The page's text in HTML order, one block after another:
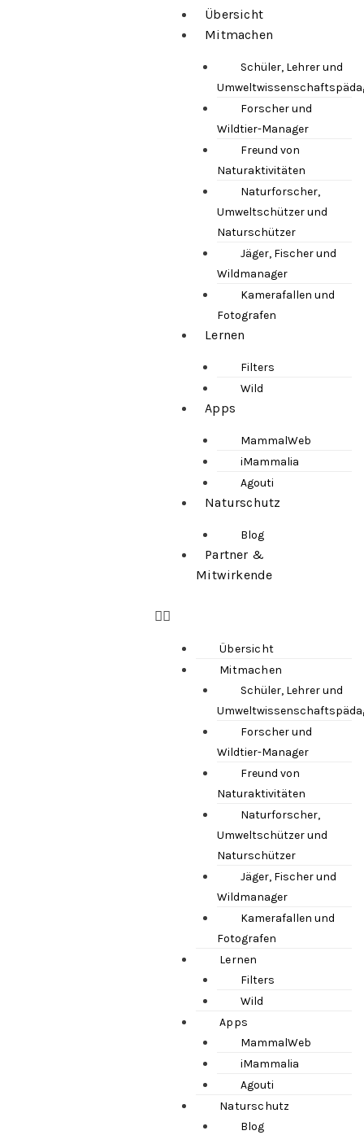
Übersicht
Mitmachen
Schüler, Lehrer und
Forscher und
Wildtier-Manager
Freund von
Naturaktivitäten
Naturforscher,
Umweltschützer und
Naturschützer
Jäger, Fischer und
Wildmanager
Kamerafallen und
Fotografen
Lernen
Filters
Wild
Apps
MammalWeb
iMammalia
Agouti
Naturschutz
Blog
Partner &
Mitwirkende
Übersicht
Mitmachen
Schüler, Lehrer und
Forscher und
Wildtier-Manager
Freund von
Naturaktivitäten
Naturforscher,
Umweltschützer und
Naturschützer
Jäger, Fischer und
Wildmanager
Kamerafallen und
Fotografen
Lernen
Filters
Wild
Apps
MammalWeb
iMammalia
Agouti
Naturschutz
Blog